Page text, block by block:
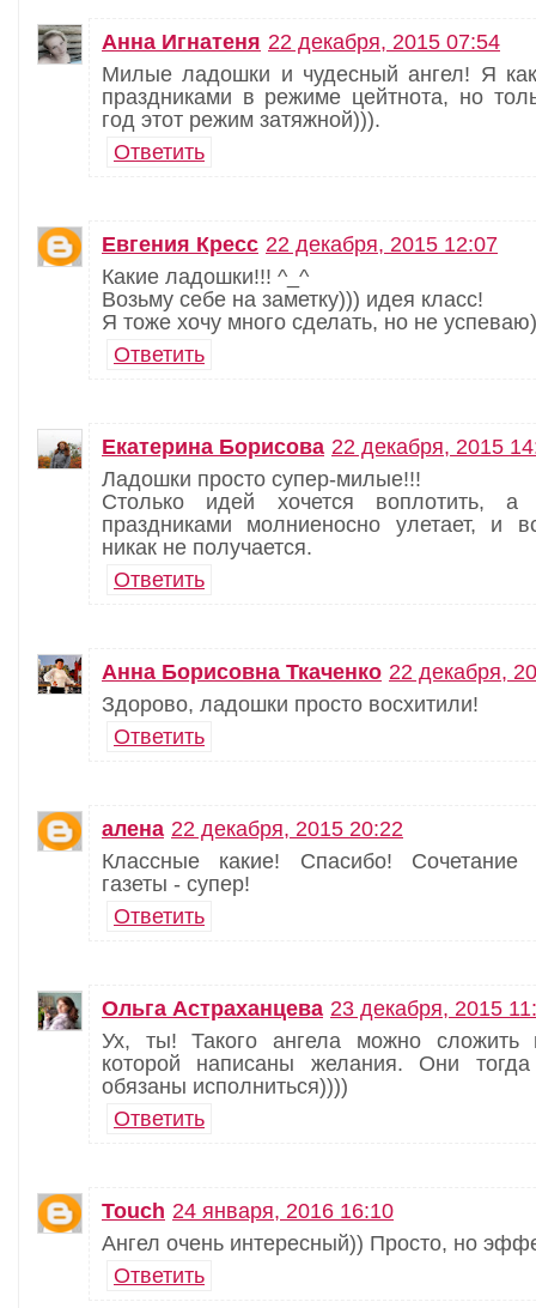
Анна Игнатеня 22 декабря, 2015 07:54
Милые ладошки и чудесный ангел! Я
праздниками в режиме цейтнота, но
год этот режим затяжной))).
Ответить
Евгения Кресс 22 декабря, 2015 12:07
Какие ладошки!!! ^_^
Возьму себе на заметку))) идея класс!
Я тоже хочу много сделать, но не
Ответить
Екатерина Борисова 22 декабря, 2015
Ладошки просто супер-милые!!!
Столько идей хочется воплотить,
праздниками молниеносно улетает, и
никак не получается.
Ответить
Анна Борисовна Ткаченко 22 декабря,
Здорово, ладошки просто восхитили!
Ответить
алена 22 декабря, 2015 20:22
Классные какие! Спасибо!
газеты - супер!
Ответить
Ольга Астраханцева 23 декабря, 2015
Ух, ты! Такого ангела можно сложить
которой написаны желания. Они тогда
обязаны исполниться))))
Ответить
Touch 24 января, 2016 16:10
Ангел очень интересный)) Просто, но
Ответить